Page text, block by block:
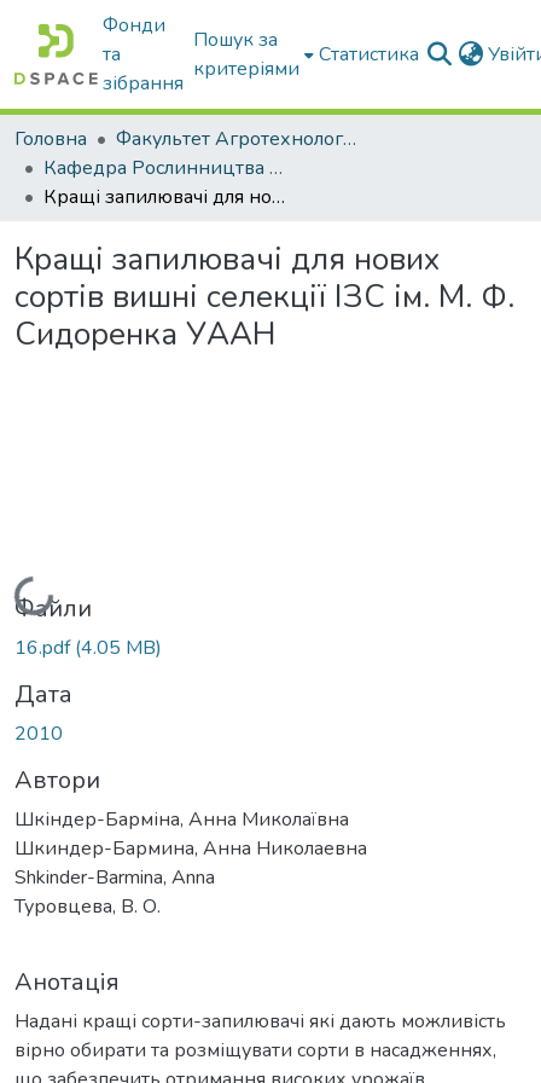
Фонди
та
зібрання
Пошук за
критеріями
Статистика
Головна
Факультет Агротехнологій та екології
Кафедра Рослинництва та садівництва ім. професора В.В. Калитки
Кращі запилювачі для нових сортів вишні селекції ІЗС ім. М. Ф. Сидоренка УААН
Кращі запилювачі для нових
сортів вишні селекції ІЗС ім. М. Ф.
Сидоренка УААН
Вантажиться...
Файли
16.pdf(4.05 MB)
Дата
2010
Автори
Шкіндер-Барміна, Анна Миколаївна
Шкиндер-Бармина, Анна Николаевна
Shkinder-Barmina, Anna
Туровцева, В. О.
Анотація
Надані кращі сорти-запилювачі які дають можливість
вірно обирати та розміщувати сорти в насадженнях,